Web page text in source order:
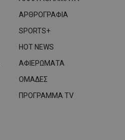
ΑΡΘΡΟΓΡΑΦΙΑ
SPORTS+
HOT NEWS
ΑΦΙΕΡΩΜΑΤΑ
ΟΜΑΔΕΣ
ΠΡΟΓΡΑΜΜΑ TV